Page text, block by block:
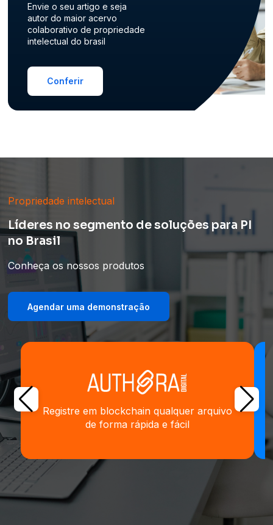
Envie o seu artigo e seja
autor do maior acervo
colaborativo de propriedade
intelectual do brasil
Conferir
Propriedade intelectual
Líderes no segmento de soluções para PI
no Brasil
Conheça os nossos produtos
Agendar uma demonstração
Registre em blockchain qualquer arquivo
de forma rápida e fácil